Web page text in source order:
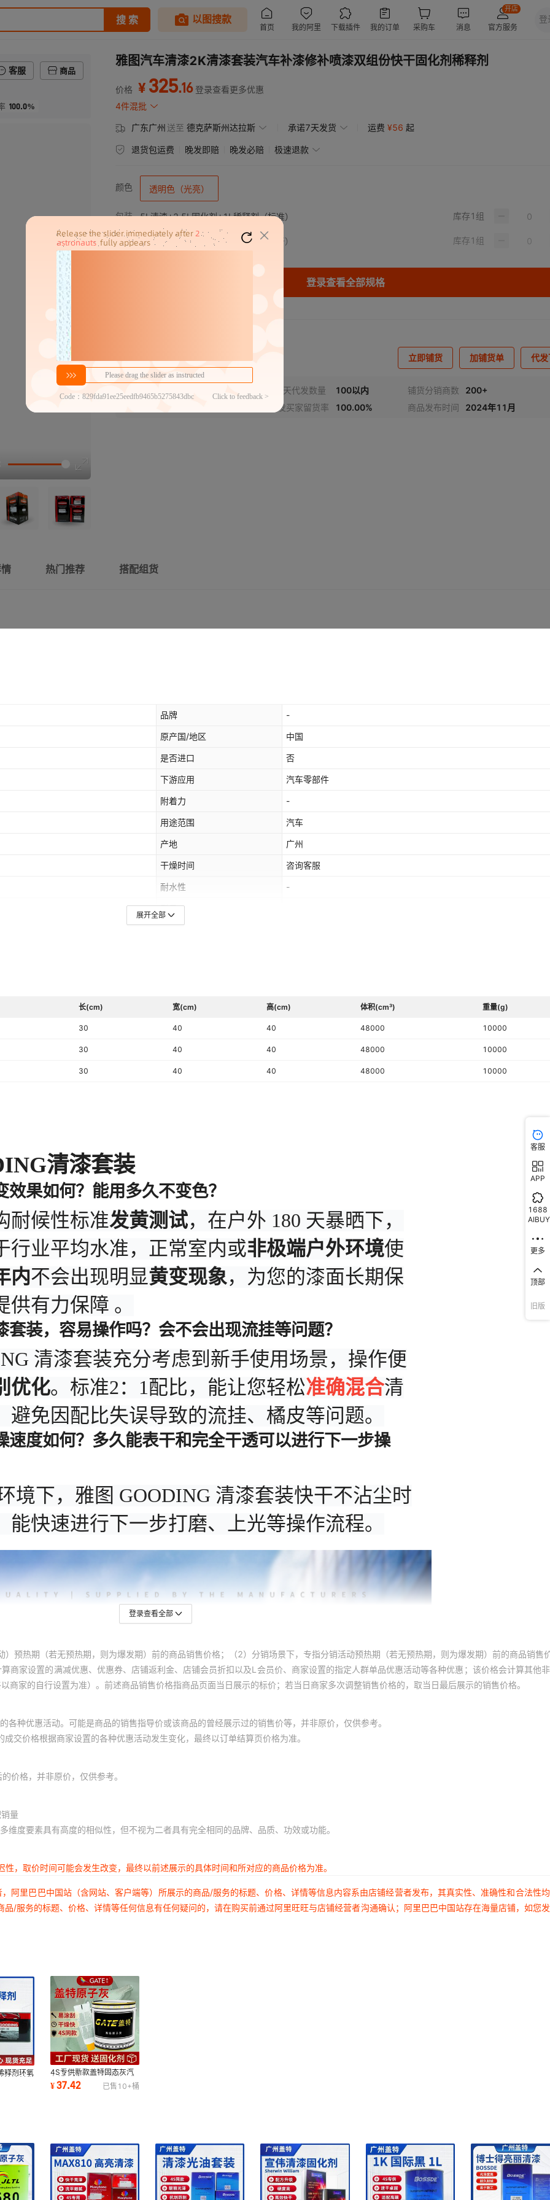
客服 商品
100.0%
雅图汽车清漆2K清漆套装汽车补漆修补喷漆双组份快干固化剂稀释剂
价格 ¥ 325.16 登录查看更多优惠
4件混批
广东广州 送至 德克萨斯州达拉斯 承诺7天发货 运费 ¥56 起
退货包运费 晚发即赔 晚发必赔 极速退款
颜色 透明色（光亮）
包装
规格
5L清漆+2.5L固化剂+1L稀释剂（标准） 库存1 组
5L清漆+2.5L固化剂+1L稀释剂（慢干） 库存1 组
登录查看全部规格
≥2件￥325.16 官方仓退货 立即铺货 加铺货单 代
近7天代发数量 100以内 铺货分销商数
200+
代发买家留货率 100.00% 商品发布时间 2024年11月
热门推荐 搭配组货
品牌 -
原产国/地区 中国
是否进口 否
下游应用 汽车零部件
附着力 -
用途范围 汽车
产地 广州
干燥时间 咨询客服
耐水性 -
型号
展开全部
长(cm) 宽(cm) 高(cm) 体积(cm³) 重量(g)
30 40 40 48000 10000
30 40 40 48000 10000
30 40 40 48000 10000
登录查看全部
预热期（若无预热期，则为爆发期）前的商品销售价格；（2）分销场景下，专指分销活动预热期（若无预热期，则为爆发期）前的商品销售
商家设置的满减优惠、优惠券、店铺返利金、店铺会员折扣以及L会员价、商家设置的指定人群单品优惠活动等各种优惠；该价格会计算其他
家的自行设置为准）。前述商品销售价格指商品页面当日展示的标价；若当日商家多次调整销售价格的，取当日最后展示的销售价格。
种优惠活动。可能是商品的销售指导价或该商品的曾经展示过的销售价等，并非原价，仅供参考。
交价格根据商家设置的各种优惠活动发生变化，最终以订单结算页价格为准。
价格，并非原价，仅供参考。
量
度要素具有高度的相似性，但不视为二者具有完全相同的品牌、品质、功效或功能。
，取价时间可能会发生改变，最终以前述展示的具体时间和所对应的商品价格为准。
阿里巴巴中国站（含网站、客户端等）所展示的商品/服务的标题、价格、详情等信息内容系由店铺经营者发布，其真实性、准确性和合法性
/服务的标题、价格、详情等任何信息有任何疑问的，请在购买前通过阿里旺旺与店铺经营者沟通确认；阿里巴巴中国站存在海量店铺，如您
释剂环氧
4S专供新款盖特固态灰汽
车钣金腻子3.3kg装送固化
剂易刮厂家直发
¥37.42 已售 10+桶
客服
APP
1688
AIBUY
更多
顶部
旧版